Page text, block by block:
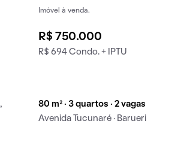
Imóvel à venda.
R$ 750.000
R$ 694 Condo. + IPTU
80 m² · 3 quartos · 2 vagas
Avenida Tucunaré · Barueri